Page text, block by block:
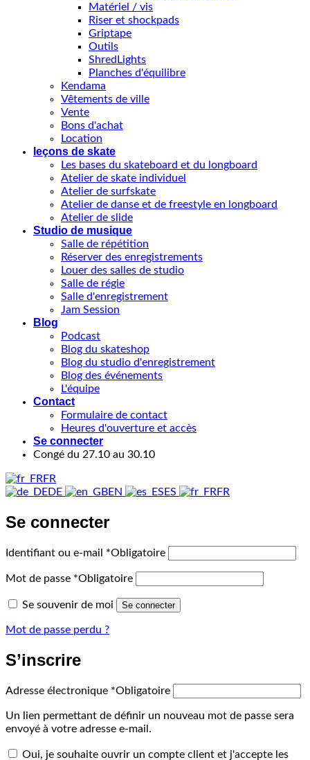
Matériel / vis
Riser et shockpads
Griptape
Outils
ShredLights
Planches d'équilibre
Kendama
Vêtements de ville
Vente
Bons d'achat
Location
leçons de skate
Les bases du skateboard et du longboard
Atelier de skate individuel
Atelier de surfskate
Atelier de danse et de freestyle en longboard
Atelier de slide
Studio de musique
Salle de répétition
Réserver des enregistrements
Louer des salles de studio
Salle de régie
Salle d'enregistrement
Jam Session
Blog
Podcast
Blog du skateshop
Blog du studio d'enregistrement
Blog des événements
L'équipe
Contact
Formulaire de contact
Heures d'ouverture et accès
Se connecter
Congé du 27.10 au 30.10
FR
DE
EN ES FR
Se connecter
Identifiant ou e-mail *Obligatoire
Mot de passe *Obligatoire
Se souvenir de moi Se connecter
Mot de passe perdu ?
S’inscrire
Adresse électronique *Obligatoire
Un lien permettant de définir un nouveau mot de passe sera
envoyé à votre adresse e-mail.
Oui, je souhaite ouvrir un compte client et j'accepte les